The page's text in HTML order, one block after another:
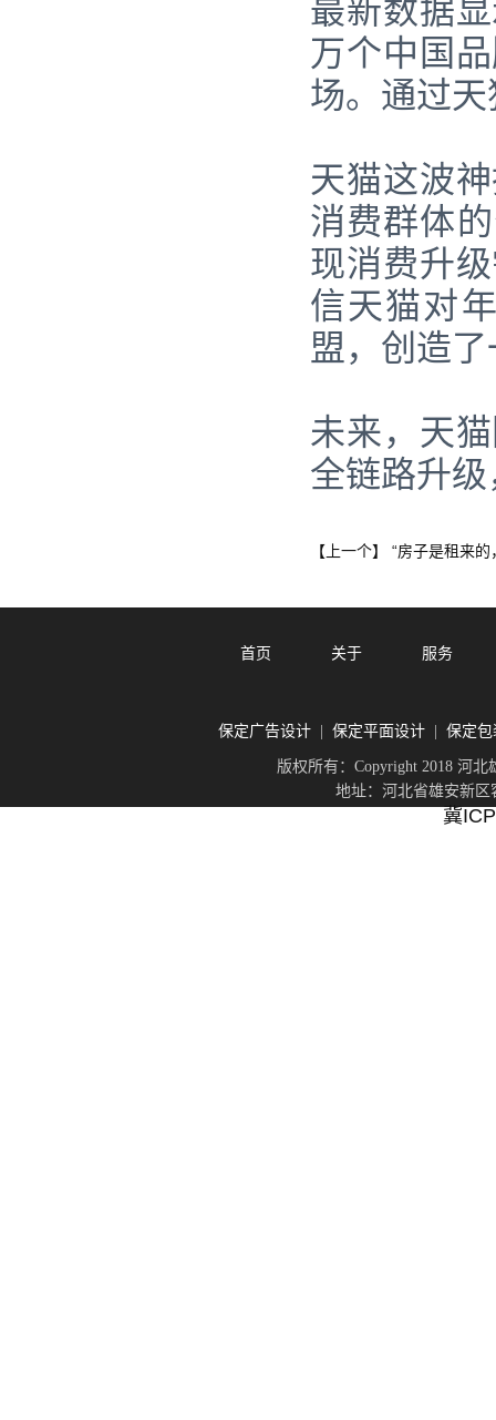
最新数据
万个中国
场。通过
天猫这波
消费群体
现消费升
信天猫对
盟，创造
未来，天
全链路升
【上一个】 “房子是租来
首页 关于 服务
保定广告设计| 保定平面设计| 保定包
版权所有：Copyright 2018 河
地址：河北省雄安新区
冀